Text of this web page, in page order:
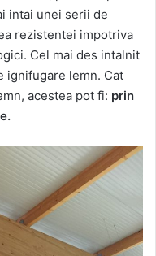
intai unei serii de
rezistentei impotriva
Cel mai des intalnit
ignifugare lemn. Cat
acestea pot fi: prin